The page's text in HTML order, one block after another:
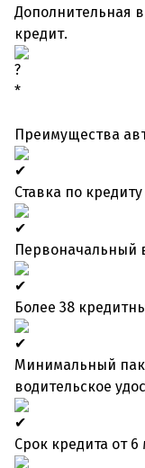
Дополнительная
кредит.
*
Преимущества
Ставка по
Первоначальный
Более 38
Минимальный
водительское
Срок кредита от 6